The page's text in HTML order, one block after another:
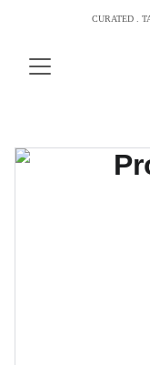
CURATED .